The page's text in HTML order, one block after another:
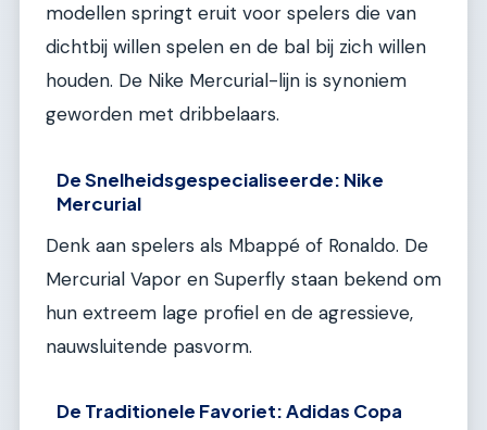
modellen springt eruit voor spelers die van
dichtbij willen spelen en de bal bij zich willen
houden. De Nike Mercurial-lijn is synoniem
geworden met dribbelaars.
De Snelheidsgespecialiseerde: Nike
Mercurial
Denk aan spelers als Mbappé of Ronaldo. De
Mercurial Vapor en Superfly staan bekend om
hun extreem lage profiel en de agressieve,
nauwsluitende pasvorm.
De Traditionele Favoriet: Adidas Copa